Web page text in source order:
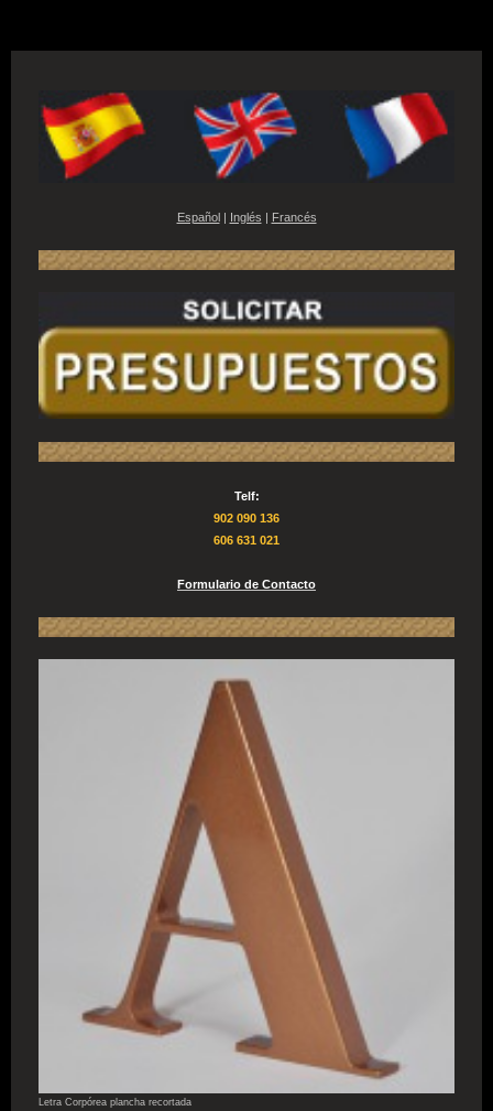
Español| Inglés | Francés
Telf:
902 090 136
606 631 021
Formulario de Contacto
Letra Corpórea plancha recortada